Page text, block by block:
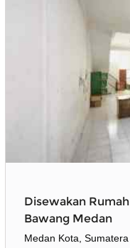
Disewakan
Bawang Medan
Medan Kota,